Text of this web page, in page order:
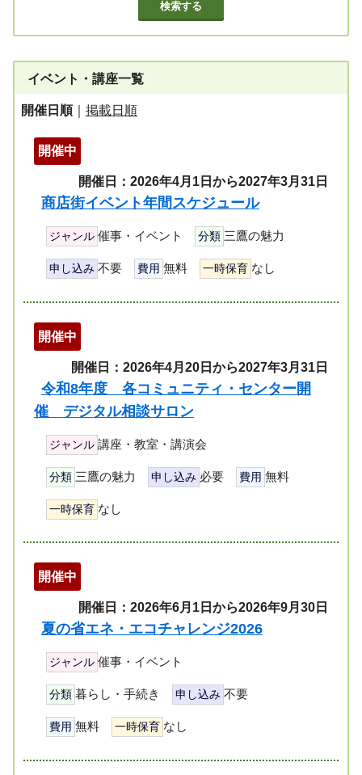
イベント・講座一覧
開催日順｜ 掲載日順
開催中
開催日：2026年4月1日から2027年3月31日
商店街イベント年間スケジュール
ジャンル 催事・イベント 分類 三鷹の魅力
申し込み 不要 費用 無料 一時保育 なし
開催中
開催日：2026年4月20日から2027年3月31日
令和8年度 各コミュニティ・センター開
催 デジタル相談サロン
ジャンル 講座・教室・講演会
分類 三鷹の魅力 申し込み 必要 費用 無料
一時保育 なし
開催中
開催日：2026年6月1日から2026年9月30日
夏の省エネ・エコチャレンジ2026
ジャンル 催事・イベント
分類 暮らし・手続き 申し込み 不要
費用 無料 一時保育 なし